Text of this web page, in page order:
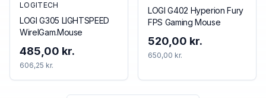
LOGITECH
LOGI G305 LIGHTSPEED
WirelGam.Mouse
485,00 kr.
606,25 kr.
LOGI G402 Hyperion Fury
FPS Gaming Mouse
520,00 kr.
650,00 kr.